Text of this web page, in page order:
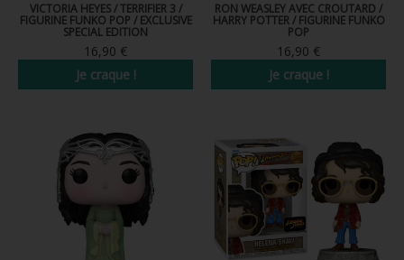
VICTORIA HEYES / TERRIFIER 3 /
FIGURINE FUNKO POP / EXCLUSIVE
SPECIAL EDITION
16,90 €
Je craque !
RON WEASLEY AVEC CROUTARD /
HARRY POTTER / FIGURINE FUNKO
POP
16,90 €
Je craque !